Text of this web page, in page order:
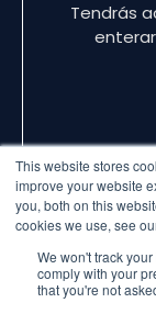
This website stores
improve your website
you, both on this
cookies we use, see
We won't track
comply with your
that you're not
Tendrás